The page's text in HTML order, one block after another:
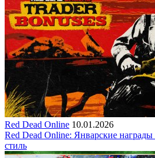
Red Dead Online 10.01.2026
Red Dead Online: Январские награды
стиль